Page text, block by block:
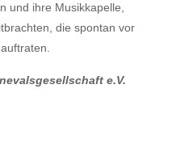
und ihre Musikkapelle,
die spontan vor
e.V.